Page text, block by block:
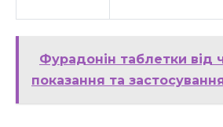
Фурадонін таблетки від
показання та